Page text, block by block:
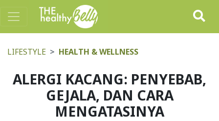
LIFESTYLE HEALTH & WELLNESS
ALERGI KACANG: PENYEBAB,
GEJALA, DAN CARA
MENGATASINYA